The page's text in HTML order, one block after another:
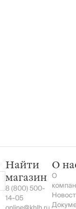
Найти
магазин
8 (800) 500-
14-05
О
О